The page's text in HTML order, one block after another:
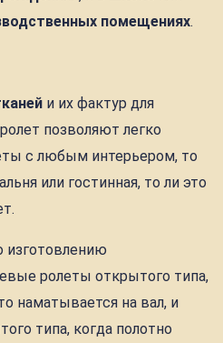
помещениях.
и их фактур для
позволяют легко
с любым интерьером, то
или гостинная, то ли это
изготовлению
ролеты открытого типа,
наматывается на вал, и
типа, когда полотно